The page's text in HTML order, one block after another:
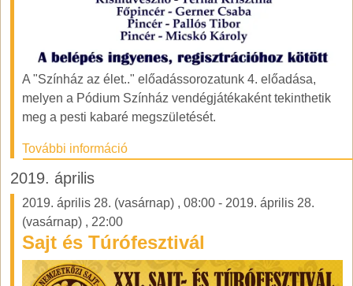
A "Színház az élet.." előadássorozatunk 4. előadása,
melyen a Pódium Színház vendégjátékaként tekinthetik
meg a pesti kabaré megszületését.
További információ
2019. április
2019. április 28. (vasárnap) , 08:00 - 2019. április 28.
(vasárnap) , 22:00
Sajt és Túrófesztivál